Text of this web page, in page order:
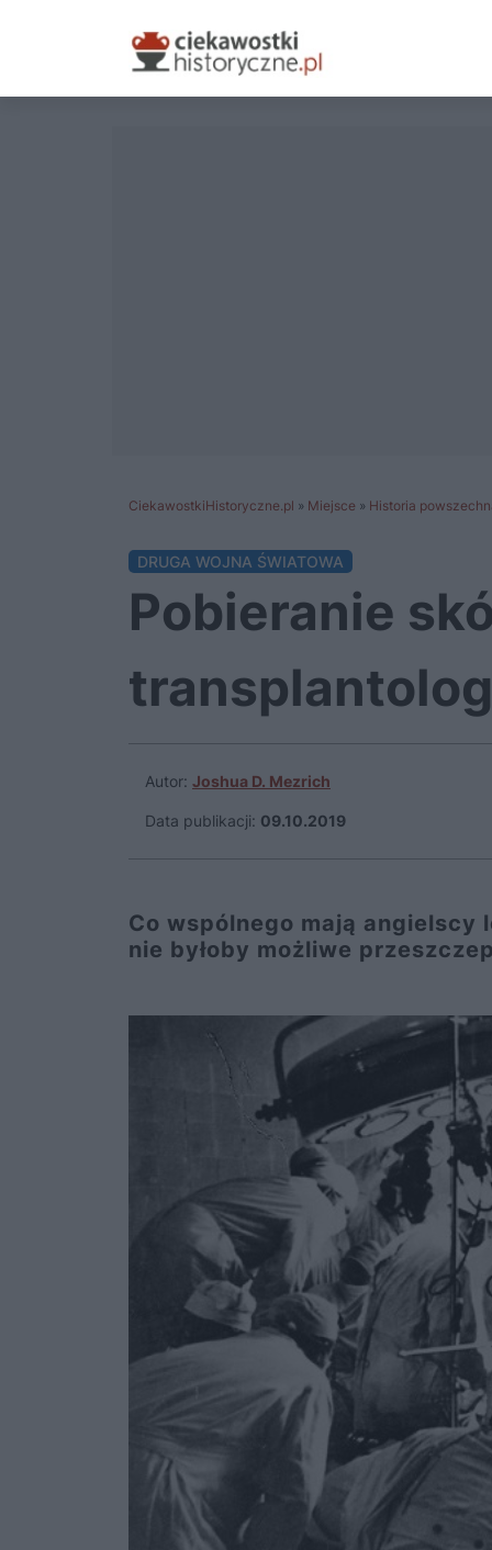
CiekawostkiHistoryczne.pl » Miejsce » Historia
DRUGA WOJNA ŚWIATOWA
Pobieranie
Autor: Joshua D. Mezrich
Data publikacji: 09.10.2019
Co wspólnego mają angielscy
nie byłoby możliwe